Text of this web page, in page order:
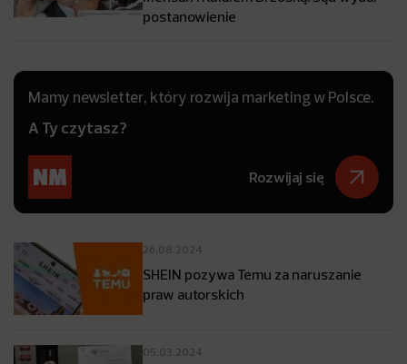
postanowienie
Mamy newsletter, który rozwija marketing w Polsce.
A Ty czytasz?
Rozwijaj się
26.08.2024
SHEIN pozywa Temu za naruszanie
praw autorskich
05.03.2024